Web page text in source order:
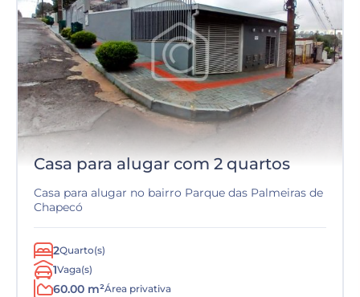
Casa para alugar com 2 quartos
Casa para alugar no bairro Parque das Palmeiras de
Chapecó
2Quarto(s)
1Vaga(s)
60.00 m²Área privativa